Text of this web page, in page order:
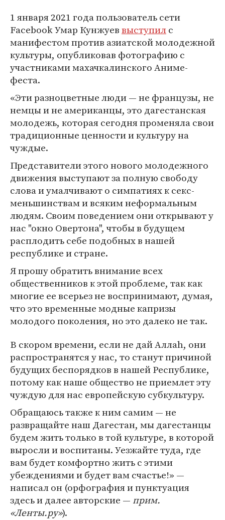
1 января 2021 года пользователь сети
Facebook Умар Кунжуеввыступилс
манифестом против азиатской молодежной
культуры, опубликовав фотографию с
участниками махачкалинского Аниме-
феста.
«Эти разноцветные люди — не французы, не
немцы и не американцы, это дагестанская
молодежь, которая сегодня променяла свои
традиционные ценности и культуру на
чуждые.
Представители этого нового молодежного
движения выступают за полную свободу
слова и умалчивают о симпатиях к секс-
меньшинствам и всяким неформальным
людям. Своим поведением они открывают у
нас "окно Овертона", чтобы в будущем
расплодить себе подобных в нашей
республике и стране.
Я прошу обратить внимание всех
общественников к этой проблеме, так как
многие ее всерьез не воспринимают, думая,
что это временные модные капризы
молодого поколения, но это далеко не так.
В скором времени, если не дай Аллаh, они
распространятся у нас, то станут причиной
будущих беспорядков в нашей Республике,
потому как наше общество не приемлет эту
чуждую для нас европейскую субкультуру.
Обращаюсь также к ним самим — не
развращайте наш Дагестан, мы дагестанцы
будем жить только в той культуре, в которой
выросли и воспитаны. Уезжайте туда, где
вам будет комфортно жить с этими
убеждениями и будет вам счастье!» —
написал он (орфография и пунктуация
здесь и далее авторские — прим.
«Ленты.ру»).